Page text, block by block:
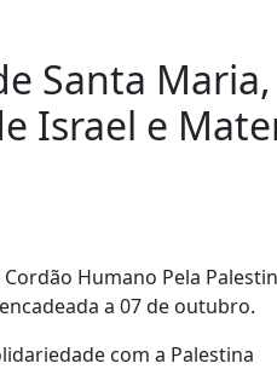
Santa
Israel e
Humano Pela
a 07 de outubro.
com a Palestina